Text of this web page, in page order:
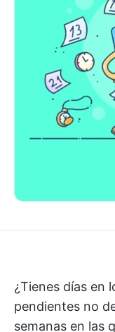
¿Tienes días en
pendientes no
semanas en las